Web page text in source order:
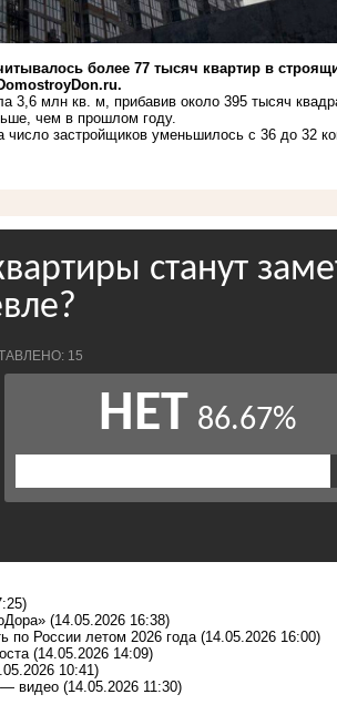
более 77 тысяч квартир в
3,6 млн кв. м, прибавив около 395 тысяч
чем в прошлом году.
застройщиков уменьшилось с 36 до 32
(14.05.2026 16:38)
по России летом 2026 года (14.05.2026 16:00)
(14.05.2026 14:09)
10:41)
— видео (14.05.2026 11:30)